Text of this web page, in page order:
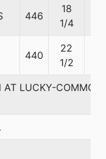
446
18
1/4
440
22
1/2
AT LUCKY-